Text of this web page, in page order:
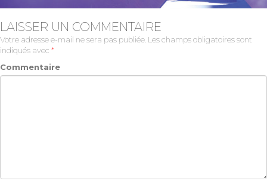
LAISSER UN COMMENTAIRE
Votre adresse e-mail ne sera pas publiée. Les champs obligatoires sont
indiqués avec *
Commentaire